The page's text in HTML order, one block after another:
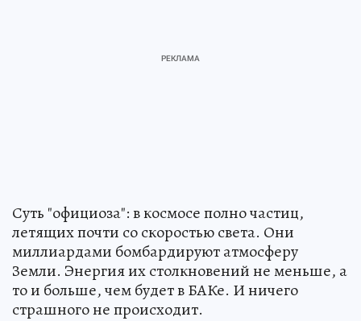
Суть "официоза": в космосе полно частиц,
летящих почти со скоростью света. Они
миллиардами бомбардируют атмосферу
Земли. Энергия их столкновений не меньше, а
то и больше, чем будет в БАКе. И ничего
страшного не происходит.